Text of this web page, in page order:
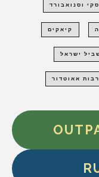
סקי וסנואבורד
קיאקים
ישראל
אאוטדור